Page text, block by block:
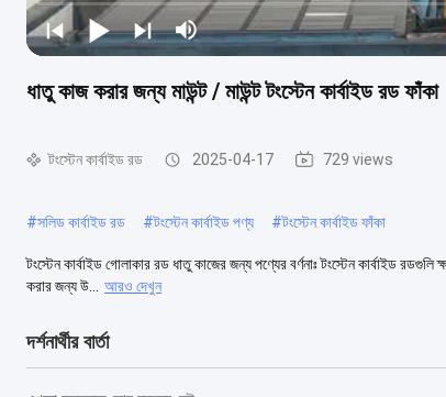
ধাতু কাজ করার জন্য মাউন্ট / মাউন্ট টংস্টেন কার্বাইড রড ফাঁকা
টংস্টেন কার্বাইড রড 2025-04-17 729 views
#সলিড কার্বাইড রড #টংস্টেন কার্বাইড পণ্য #টংস্টেন কার্বাইড ফাঁকা
টংস্টেন কার্বাইড গোলাকার রড ধাতু কাজের জন্য পণ্যের বর্ণনাঃ টংস্টেন কার্বাইড
করার জন্য উ...
আরও দেখুন
দর্শনার্থীর বার্তা